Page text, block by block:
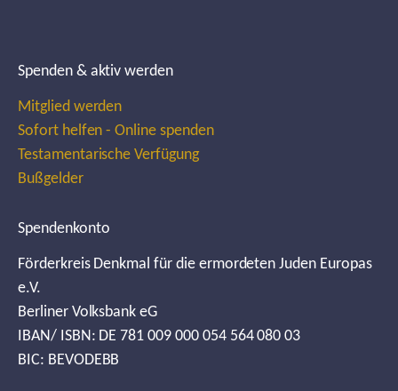
Spenden & aktiv werden
Mitglied werden
Sofort helfen - Online spenden
Testamentarische Verfügung
Bußgelder
Spendenkonto
Förderkreis Denkmal für die ermordeten Juden Europas
e.V.
Berliner Volksbank eG
IBAN/ ISBN: DE 781 009 000 054 564 080 03
BIC: BEVODEBB